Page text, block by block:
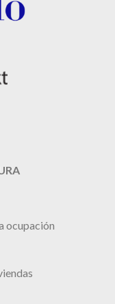
ocupación